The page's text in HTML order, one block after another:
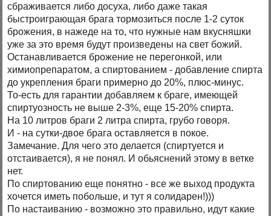
сбраживается либо досуха, либо даже такая
быстроиграющая брага тормозиться после 1-2 суток
брожения, в нажеде на то, что нужные нам вкусняшки
уже за это время будут произведены на свет божий.
Останавливается брожение не перегонкой, или
химиопрепаратом, а спиртованием - добавление спирта
до укрепления браги примерно до 20%, плюс-минус.
То-есть для гарантии добавляем к браге, имеющей
спиртуозность не выше 2-3%, еще 15-20% спирта.
На 10 литров браги 2 литра спирта, грубо говоря.
И - на сутки-двое брага оставляется в покое.
Замечание. Для чего это делается (спиртуется и
отстаивается), я не понял. И обьяснений этому в ветке
нет.
По спиртованию еще понятно - все же выход продукта
хочется иметь побольше, и тут я солидарен!)))
По настаиванию - возможно это правильно, идут какие